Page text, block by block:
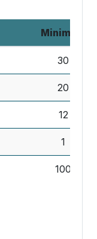
Minimum
30
20
12
1
100